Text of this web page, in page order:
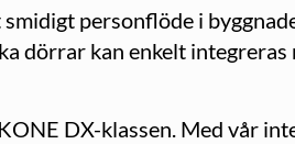
personflöde i
dörrar kan enkelt integreras
DX-klassen. Med vår